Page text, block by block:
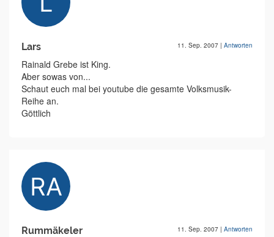
Lars 11. Sep. 2007 | Antworten
Rainald Grebe ist King.
Aber sowas von...
Schaut euch mal bei youtube die gesamte Volksmusik-
Reihe an.
Göttlich
Rummäkeler 11. Sep. 2007 | Antworten